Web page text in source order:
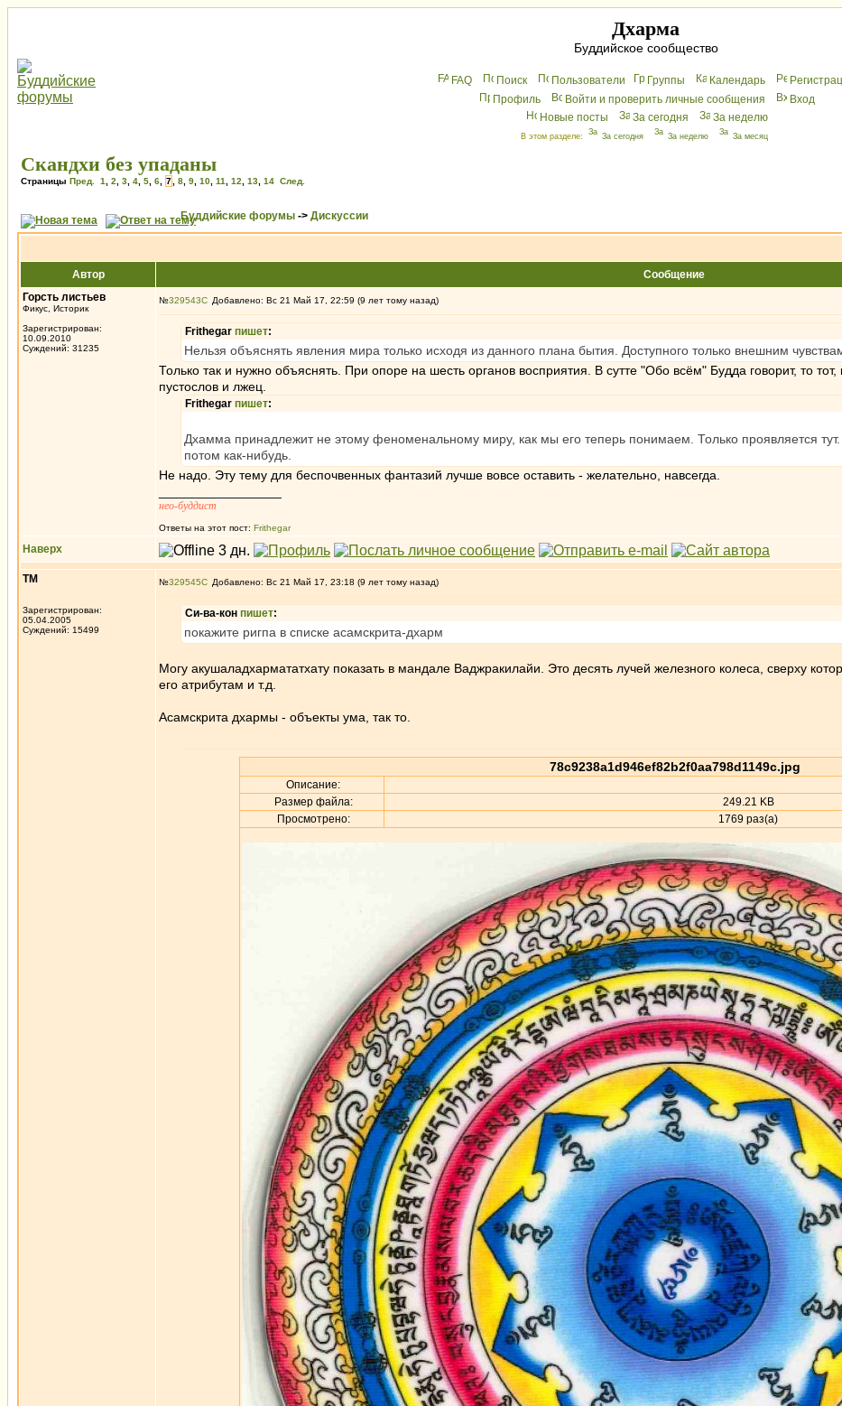
Дхарма
Буддийское сообщество
FAQ Поиск Пользователи Группы Календарь
Профиль
Войти и проверить личные сообщения
Вхoд
Новые посты
За сегодня За неделю
В этом разделе: За сегодня За неделю За месяц
Скандхи без упаданы
Страницы Пред. 1 2 3 4 5 6 7 8 9 10 11 12 13 14 След.
Буддийские форумы -> Дискуссии
Автор
Сообщение
Горсть листьев
Фикус, Историк
Зарегистрирован:
10.09.2010
Суждений: 31235
№329543 Добавлено: Вс 21 Май 17, 22:59 (9 лет тому назад)
Frithegar пишет:
Нельзя объяснять явления мира только исходя из данного плана бытия. Доступного только внешним
Только так и нужно объяснять. При опоре на шесть органов восприятия. В сутте "Обо всём" Будда говорит, то
пустослов и лжец.
Frithegar пишет:
Дхамма принадлежит не этому феноменальному миру, как мы его теперь понимаем. Только проявляется
потом как-нибудь.
Не надо. Эту тему для беспочвенных фантазий лучше вовсе оставить - желательно, навсегда.
нео-буддист
Ответы на этот пост: Frithegar
Наверх
ТМ
Зарегистрирован:
05.04.2005
Суждений: 15499
№329545 Добавлено: Вс 21 Май 17, 23:18 (9 лет тому назад)
Си-ва-кон пишет:
покажите ригпа в списке асамскрита-дхарм
Могу акушаладхармататхату показать в мандале Ваджракилайи. Это десять лучей железного колеса, сверху
его атрибутам и т.д.
Асамскрита дхармы - объекты ума, так то.
78c9238a1d946ef82b2f0aa798d1149c.jpg
Описание:
Размер файла:
249.21 KB
Просмотрено:
1769 раз(а)